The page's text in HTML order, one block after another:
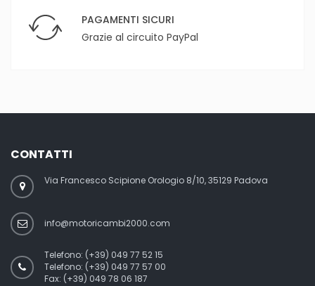
PAGAMENTI SICURI
Grazie al circuito PayPal
CONTATTI
Via Francesco Scipione Orologio 8/10, 35129 Padova
info@motoricambi2000.com
Telefono: (+39) 049 77 52 15
Telefono: (+39) 049 77 57 00
Fax: (+39) 049 78 06 187